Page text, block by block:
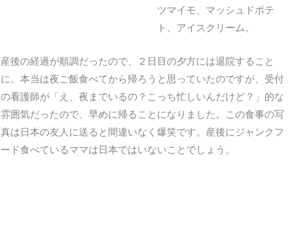
ツマイモ、マッシュドポテ
ト、アイスクリーム。
産後の経過が順調だったので、２日目の夕方には退院すること
に。本当は夜ご飯食べてから帰ろうと思っていたのですが、受付
の看護師が「え、夜までいるの？こっち忙しいんだけど？」的な
雰囲気だったので、早めに帰ることになりました。この食事の写
真は日本の友人に送ると間違いなく爆笑です。産後にジャンクフ
ード食べているママは日本ではいないことでしょう。